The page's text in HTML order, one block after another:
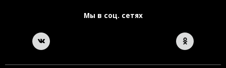
Мы в соц. сетях